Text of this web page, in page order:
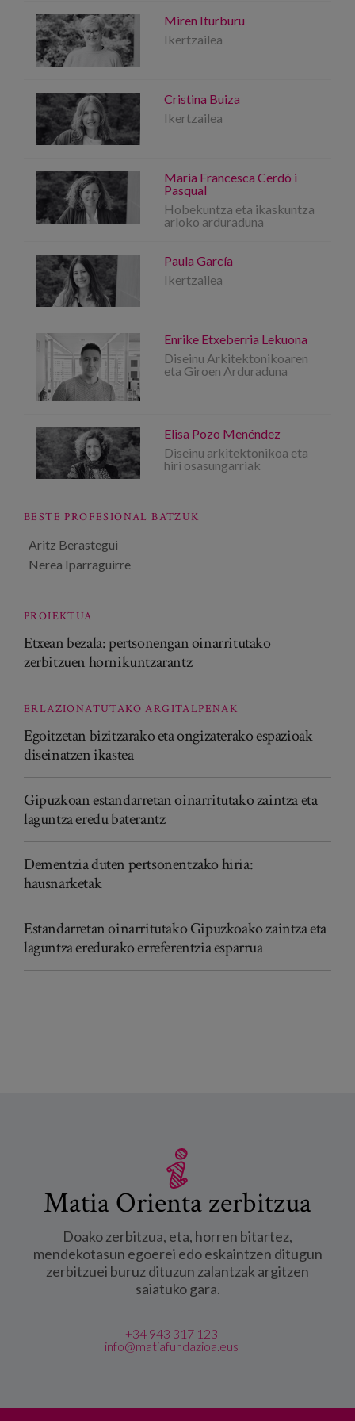
Miren Iturburu
Ikertzailea
Cristina Buiza
Ikertzailea
Maria Francesca Cerdó i
Pasqual
Hobekuntza eta ikaskuntza
arloko arduraduna
Paula García
Ikertzailea
Enrike Etxeberria Lekuona
Diseinu Arkitektonikoaren
eta Giroen Arduraduna
Elisa Pozo Menéndez
Diseinu arkitektonikoa eta
hiri osasungarriak
BESTE PROFESIONAL BATZUK
Aritz Berastegui
Nerea Iparraguirre
PROIEKTUA
Etxean bezala: pertsonengan oinarritutako
zerbitzuen hornikuntzarantz
ERLAZIONATUTAKO ARGITALPENAK
Egoitzetan bizitzarako eta ongizaterako espazioak
diseinatzen ikastea
Gipuzkoan estandarretan oinarritutako zaintza eta
laguntza eredu baterantz
Dementzia duten pertsonentzako hiria:
hausnarketak
Estandarretan oinarritutako Gipuzkoako zaintza eta
laguntza eredurako erreferentzia esparrua
Matia Orienta zerbitzua
Doako zerbitzua, eta, horren bitartez,
mendekotasun egoerei edo eskaintzen ditugun
zerbitzuei buruz dituzun zalantzak argitzen
saiatuko gara.
+34 943 317 123
info@matiafundazioa.eus